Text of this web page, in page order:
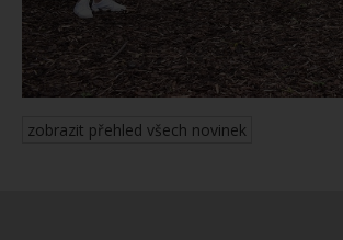
zobrazit přehled všech novinek